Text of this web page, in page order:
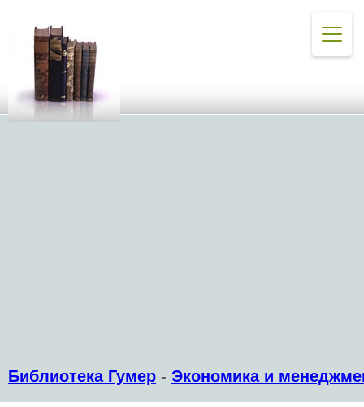
Библиотека Гумер - Экономика и